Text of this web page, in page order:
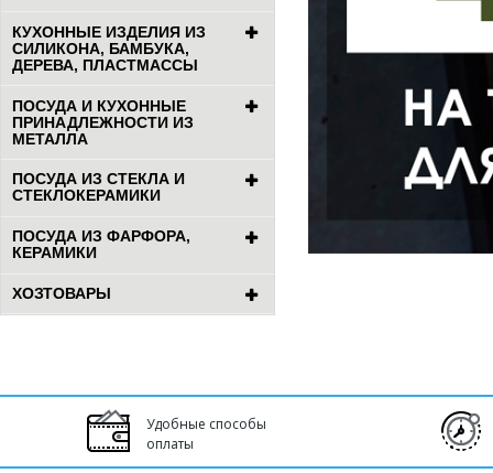
КУХОННЫЕ ИЗДЕЛИЯ ИЗ
СИЛИКОНА, БАМБУКА,
ДЕРЕВА, ПЛАСТМАССЫ
ПОСУДА И КУХОННЫЕ
ПРИНАДЛЕЖНОСТИ ИЗ
МЕТАЛЛА
ПОСУДА ИЗ СТЕКЛА И
СТЕКЛОКЕРАМИКИ
ПОСУДА ИЗ ФАРФОРА,
КЕРАМИКИ
ХОЗТОВАРЫ
Удобные способы
оплаты